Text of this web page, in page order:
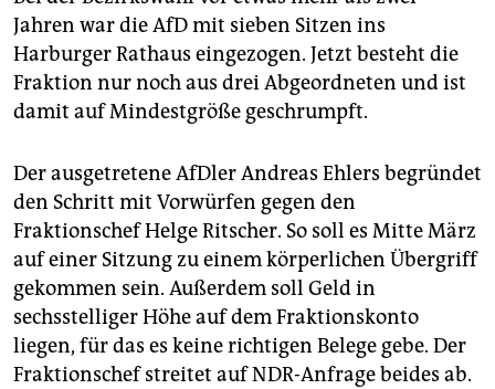
Jahren war die AfD mit sieben Sitzen ins
Harburger Rathaus eingezogen. Jetzt besteht die
Fraktion nur noch aus drei Abgeordneten und ist
damit auf Mindestgröße geschrumpft.
Der ausgetretene AfDler Andreas Ehlers begründet
den Schritt mit Vorwürfen gegen den
Fraktionschef Helge Ritscher. So soll es Mitte März
auf einer Sitzung zu einem körperlichen Übergriff
gekommen sein. Außerdem soll Geld in
sechsstelliger Höhe auf dem Fraktionskonto
liegen, für das es keine richtigen Belege gebe. Der
Fraktionschef streitet auf NDR-Anfrage beides ab.